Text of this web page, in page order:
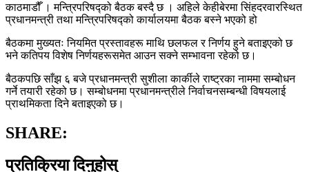
काठमाडौँ । मन्त्रिपरिषद्को बैठक बस्दै छ । अहिले केहीबेरमा सिंहदरवारस्थित
प्रधानमन्त्री तथा मन्त्रिपरिषद्को कार्यालयमा बैठक बस्ने भएको हो
बैठकमा मुख्यतः नियमित प्रस्तावहरू माथि छलफल र निर्णय हुने बताइएको छ
भने कतिपय विशेष निर्णयहरूसमेत आउन सक्ने सम्भावना रहेको छ।
बैठकपछि साँझ ६ बजे प्रधानमन्त्री सुशीला कार्कीले राष्ट्रका नाममा सम्बोधन
गर्ने तयारी रहेको छ। सम्बोधनमा प्रधानमन्त्रीले निर्वाचनसम्बन्धी विषयलाई
प्राथमिकता दिने बताइएको छ।
SHARE:
प्रतिक्रिया दिनुहोस्